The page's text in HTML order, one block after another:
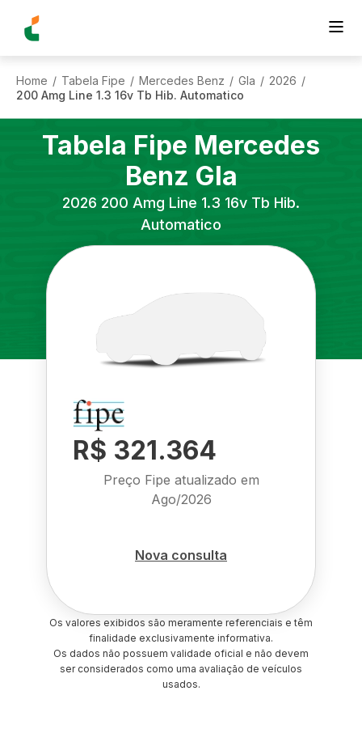
Home / Tabela Fipe / Mercedes Benz / Gla / 2026 /
200 Amg Line 1.3 16v Tb Hib. Automatico
Tabela Fipe Mercedes
Benz Gla
2026 200 Amg Line 1.3 16v Tb Hib.
Automatico
R$ 321.364
Preço Fipe atualizado em
Ago/2026
Nova consulta
Os valores exibidos são meramente referenciais e têm
finalidade exclusivamente informativa.
Os dados não possuem validade oficial e não devem
ser considerados como uma avaliação de veículos
usados.